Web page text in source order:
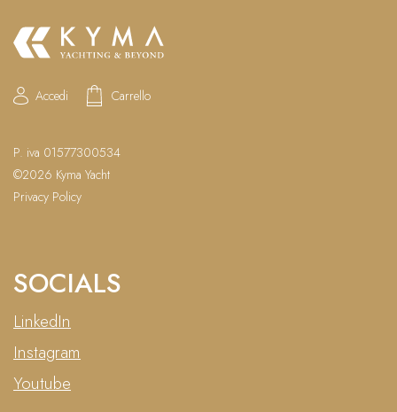
Accedi Carrello
P. iva 01577300534
©2026 Kyma Yacht
Privacy Policy
SOCIALS
LinkedIn
Instagram
Youtube